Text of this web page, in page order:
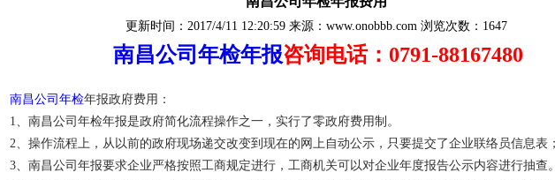
更新时间： 2017/4/11 12:20:59来源： www.onobbb.com浏览次数：1647
南昌公司年检年报咨询电话：0791-88167480
南昌公司年检年报政府费用：
1、南昌公司年检年报是政府简化流程操作之一，实行了零政府费用制。
2、操作流程上，从以前的政府现场递交改变到现在的网上自动公示，只要提交了企业联络员信息表；
3、南昌公司年报要求企业严格按照工商规定进行，工商机关可以对企业年度报告公示内容进行抽查